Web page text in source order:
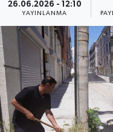
26.06.2026 - 12:10
YAYINLANMA